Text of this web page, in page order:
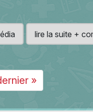
lire la suite +
»